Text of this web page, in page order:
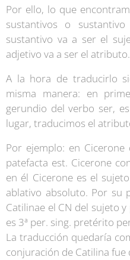
Por ello, lo que
sustantivos o
sustantivo va a ser el
adjetivo va a ser el atributo.
A la hora de traducirlo
misma manera: en
gerundio del verbo ser,
lugar, traducimos el
Por ejemplo: en
patefacta est. Cicerone
en él Cicerone es el
ablativo absoluto. Por su
Catilinae el CN del sujeto
es 3ª per. sing. pretérito
La traducción quedaría
conjuración de Catilina fue